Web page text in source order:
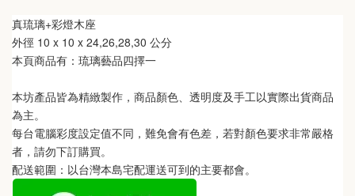
真琉璃+彩燈木座
外徑 10 x 10 x 24,26,28,30 公分
本頁商品有：琉璃藝品四擇一
本坊產品皆為精緻製作，商品顏色、透明度及手工以實際出貨商品
為主。
每台電腦彩度設定值不同，難免會有色差，若對顏色要求非常嚴格
者，請勿下訂購買。
配送範圍：以台灣本島宅配運送可到的主要都會。